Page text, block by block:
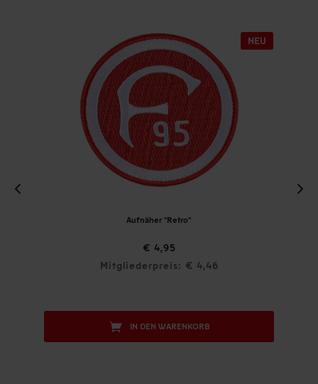
Aufnäher "Retro"
€ 4,95
Mitgliederpreis: € 4,46
IN DEN WARENKORB